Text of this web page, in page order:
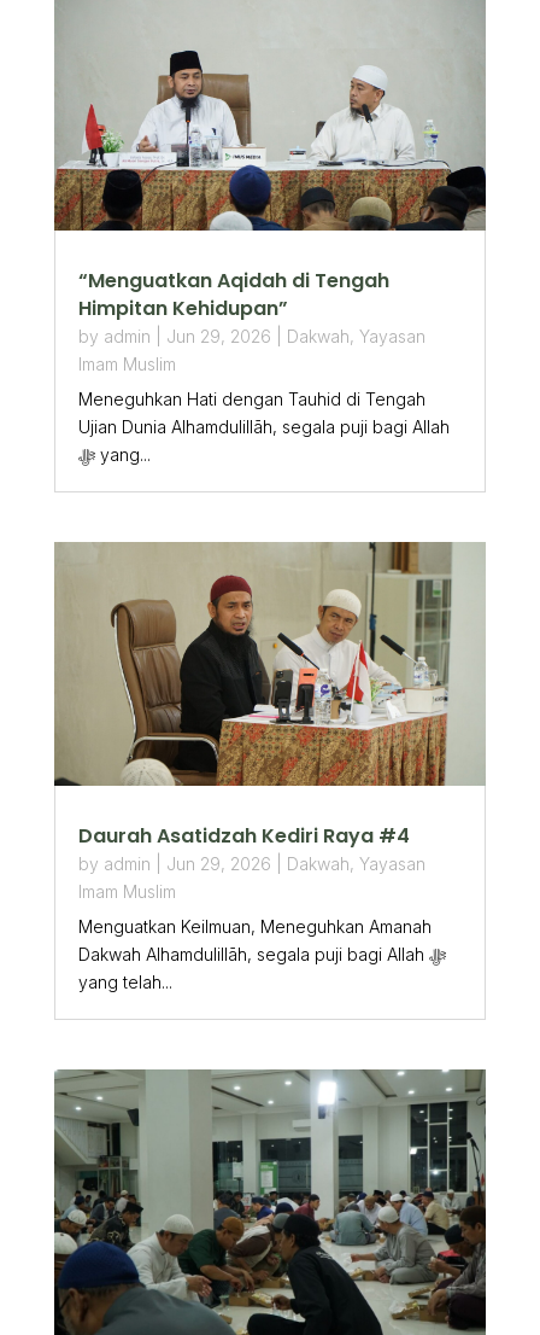
“Menguatkan Aqidah di Tengah
Himpitan Kehidupan”
by admin Jun 29, 2026 Dakwah, Yayasan
Imam Muslim
Meneguhkan Hati dengan Tauhid di Tengah
Ujian Dunia Alhamdulillāh, segala puji bagi Allah
ﷻ yang...
Daurah Asatidzah Kediri Raya #4
by admin Jun 29, 2026 Dakwah, Yayasan
Imam Muslim
Menguatkan Keilmuan, Meneguhkan Amanah
Dakwah Alhamdulillāh, segala puji bagi Allah ﷻ
yang telah...